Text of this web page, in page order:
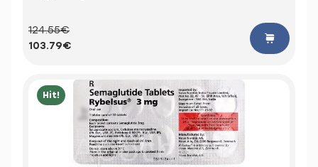
124.55€
103.79€
Hit!